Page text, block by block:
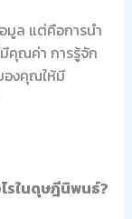
มูล แต่คือการนำ
มีคุณค่า การรู้จัก
องคุณให้มี
รในดุษฎีนิพนธ์?